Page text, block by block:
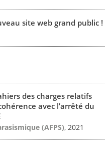
site web grand public !
des charges relatifs
avec l’arrêté du
(AFPS), 2021